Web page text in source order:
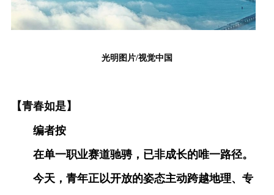
光明图片/视觉中国
【青春如是】
编者按
在单一职业赛道驰骋，已非成长的唯一路径。
今天，青年正以开放的姿态主动跨越地理、专